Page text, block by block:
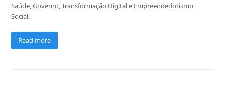
Saúde, Governo, Transformação Digital e Empreendedorismo
Social.
Read more